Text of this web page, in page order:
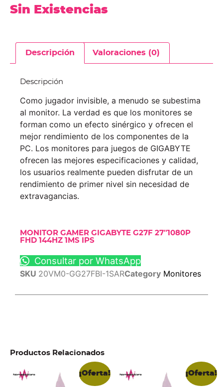
Sin Existencias
Descripción Valoraciones (0)
Descripción
Como jugador invisible, a menudo se subestima
al monitor. La verdad es que los monitores se
forman como un efecto sinérgico y ofrecen el
mejor rendimiento de los componentes de la
PC. Los monitores para juegos de GIGABYTE
ofrecen las mejores especificaciones y calidad,
los usuarios realmente pueden disfrutar de un
rendimiento de primer nivel sin necesidad de
extravagancias.
MONITOR GAMER GIGABYTE G27F 27″1080P
FHD 144HZ 1MS IPS
Consultar por WhatsApp
SKU 20VM0-GG27FBI-1SARCategory Monitores
Productos Relacionados
¡Oferta! ¡Oferta!